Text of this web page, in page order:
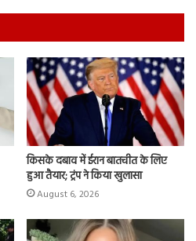
किसके दबाव में ईरान बातचीत के लिए
हुआ तैयार; ट्रंप ने किया खुलासा
August 6, 2026